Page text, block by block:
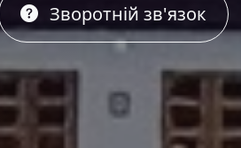
Зворотній зв'язок